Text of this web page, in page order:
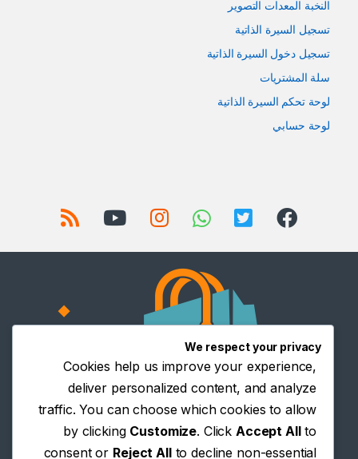
النخبة المعدات التصوير
تسجيل السيرة الذاتية
تسجيل دخول السيرة الذاتية
سلة المشتريات
لوحة تحكم السيرة الذاتية
لوحة حسابي
We respect your privacy
Cookies help us improve your experience,
deliver personalized content, and analyze
traffic. You can choose which cookies to allow
by clicking Customize. Click Accept Allto
consent or Reject Allto decline non-essential